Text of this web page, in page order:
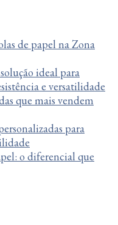
de papel na Zona
ideal para
e versatilidade
que mais vendem
para
o diferencial que